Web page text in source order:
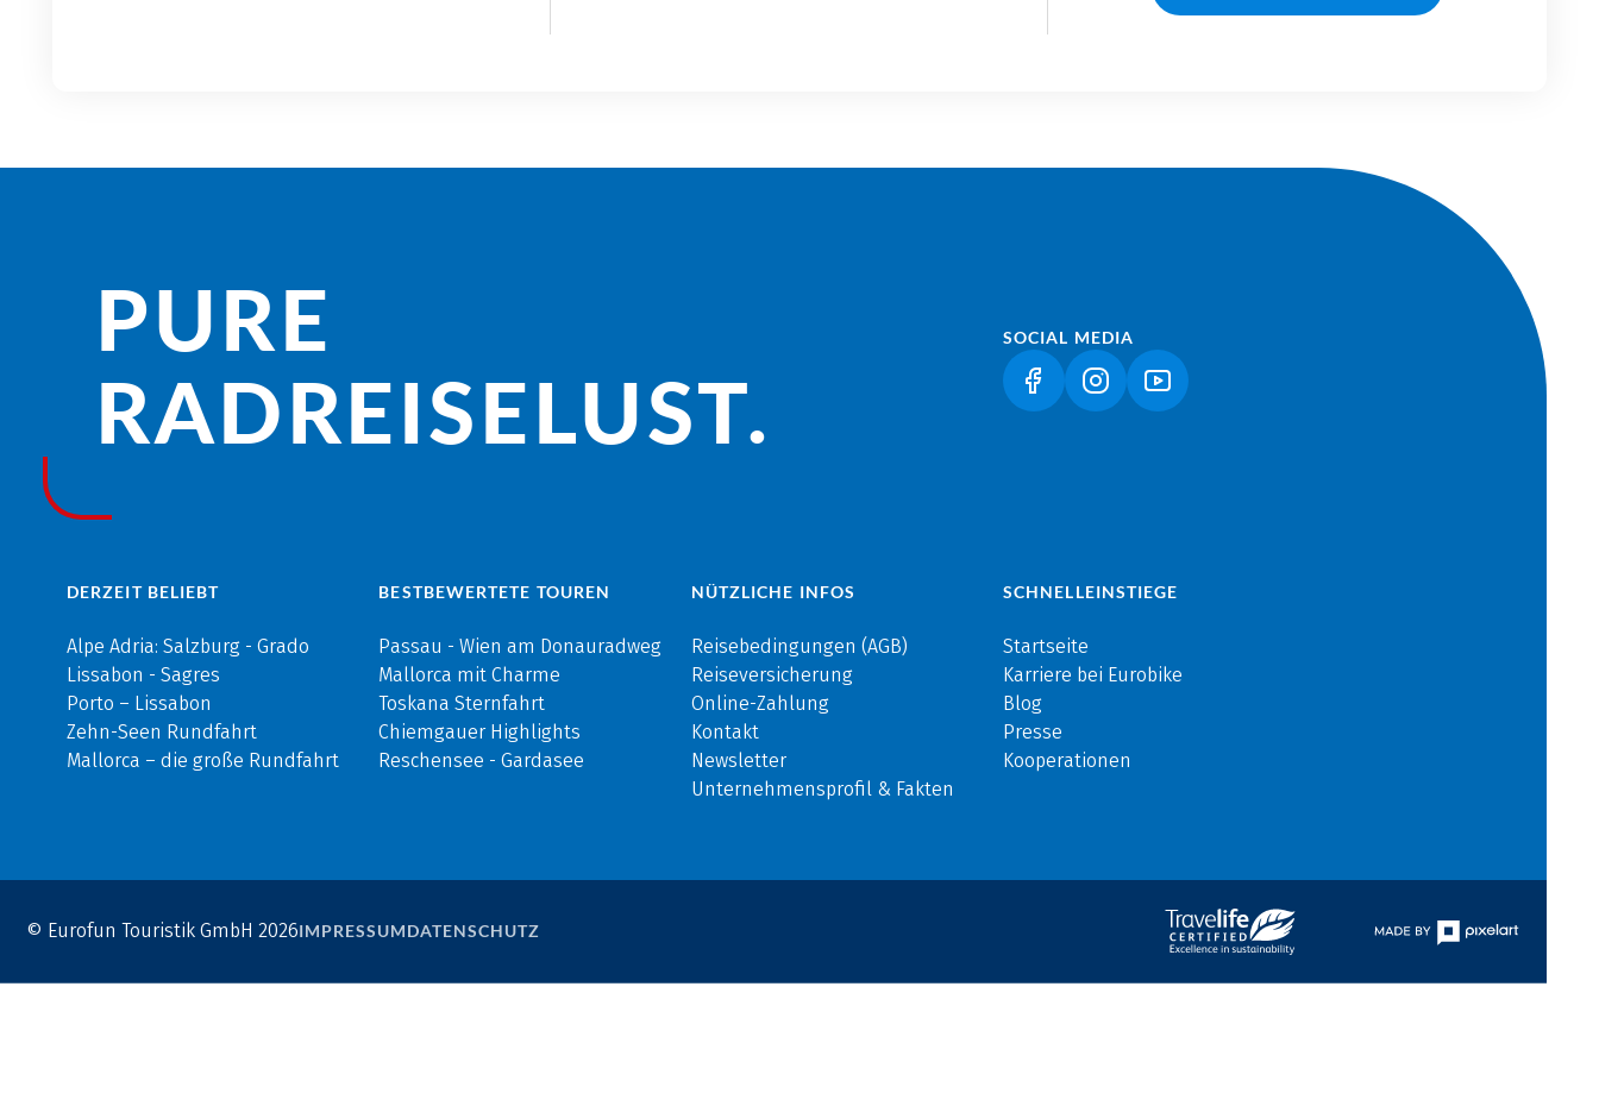
PURE
RADREISE­LUST.
SOCIAL MEDIA
(LINK ÖFFNET IN NEUEM TAB)
(LINK ÖFFNET IN NEUEM TAB)
(LINK ÖFFNET IN NEUEM TAB)
DERZEIT BELIEBT
Alpe Adria: Salzburg - Grado
Lissabon - Sagres
Porto – Lissabon
Zehn-Seen Rundfahrt
Mallorca – die große Rundfahrt
BESTBEWERTETE TOUREN
Passau - Wien am Donauradweg
Mallorca mit Charme
Toskana Sternfahrt
Chiemgauer Highlights
Reschensee - Gardasee
NÜTZLICHE INFOS
Reisebedingungen (AGB)
Reiseversicherung
Online-Zahlung
Kontakt
Newsletter
Unternehmensprofil & Fakten
SCHNELLEINSTIEGE
Startseite
Karriere bei Eurobike
Blog
Presse
Kooperationen
© Eurofun Touristik GmbH 2026IMPRESSUMDATENSCHUTZ